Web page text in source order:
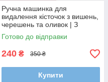
Ручна машинка для
видалення кісточок з вишень,
черешень та оливок | З
вакуумною присоскою та
сталевим механізмом
Готово до відправки
240 ₴ 350 ₴
Купити